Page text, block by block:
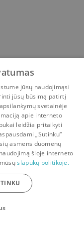
Pranešimai Paskyra
jūsų naudojimąsi
jūsų būsimą patirtį
svetainėje
apie interneto
leidžia pritaikyti
„Sutinku“
asmens duomenų
šioje interneto
slapukų politikoje.